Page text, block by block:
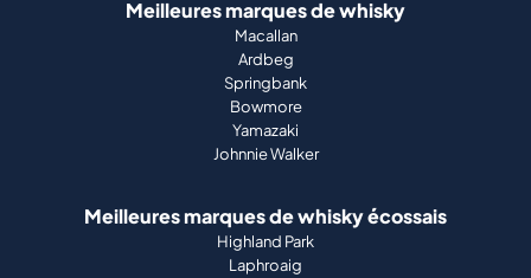
Meilleures marques de whisky
Macallan
Ardbeg
Springbank
Bowmore
Yamazaki
Johnnie Walker
Meilleures marques de whisky écossais
Highland Park
Laphroaig